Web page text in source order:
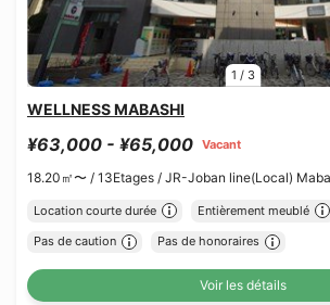
1 / 3
WELLNESS MABASHI
¥63,000 - ¥65,000 Vacant
18.20㎡〜 / 13Etages / JR-Joban line(Local)
Location courte durée Entièrement meublé
Pas de caution Pas de honoraires
Voir les détails